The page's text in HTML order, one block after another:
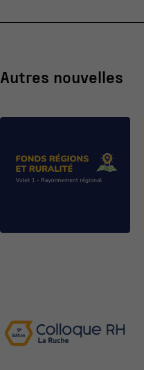
Autres nouvelles